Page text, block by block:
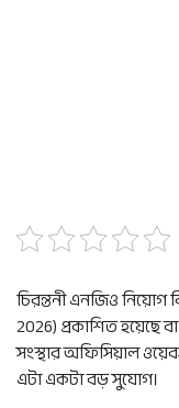
চিরন্তনী এনজিও নিয়োগ
2026) প্রকাশিত হয়েছে
সংস্থার অফিসিয়াল
এটা একটা বড় সুযোগ।